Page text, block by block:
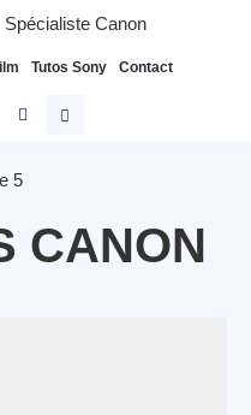
Spécialiste Canon
Tutos Sony Contact
5
CANON